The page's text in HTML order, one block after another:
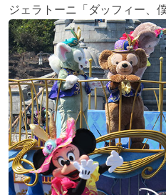
ジェラトーニ「ダッフィー、